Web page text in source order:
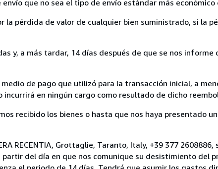
que no sea el tipo de envío estándar más
la pérdida de valor de cualquier bien suministrado, si la
y, a más tardar, 14 días después de que se nos informe
de pago que utilizó para la transacción inicial, a
en ningún cargo como resultado de dicho
recibido los bienes o hasta que nos haya presentado
RECENTIA, Grottaglie, Taranto, Italy, +39 377
del día en que nos comunique su desistimiento del